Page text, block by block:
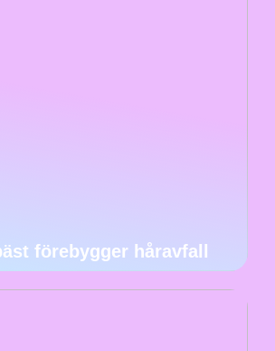
förebygger håravfall